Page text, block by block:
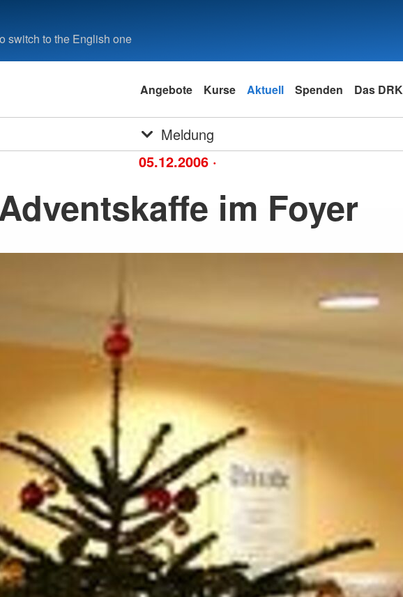
switch to the English one
Angebote Kurse Aktuell Spenden Das DRK
Meldung
05.12.2006 ·
im Foyer